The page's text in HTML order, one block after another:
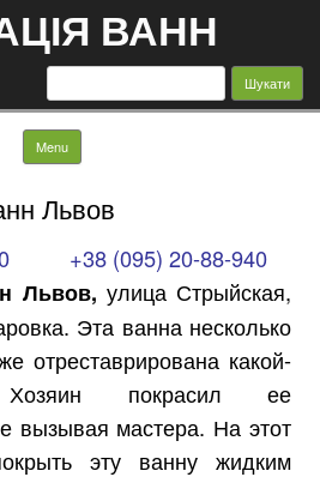
ВАНН
Пошук:
Menu Skip to content
Львов
+38 (095) 20-88-940
Львов, улица Стрыйская,
Эта ванна несколько
отреставрирована какой-
покрасил ее
вызывая мастера. На этот
эту ванну жидким